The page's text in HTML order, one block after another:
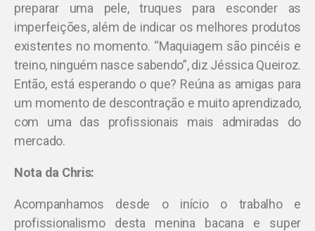
preparar uma pele, truques para esconder as
imperfeições, além de indicar os melhores produtos
existentes no momento. “Maquiagem são pincéis e
treino, ninguém nasce sabendo”, diz Jéssica Queiroz.
Então, está esperando o que? Reúna as amigas para
um momento de descontração e muito aprendizado,
com uma das profissionais mais admiradas do
mercado.
Nota da Chris:
Acompanhamos desde o início o trabalho e
profissionalismo desta menina bacana e super